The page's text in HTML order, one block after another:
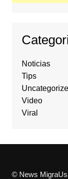
Noticias
Tips
Video
Viral
© News